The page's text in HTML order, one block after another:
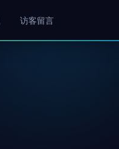
访客留言